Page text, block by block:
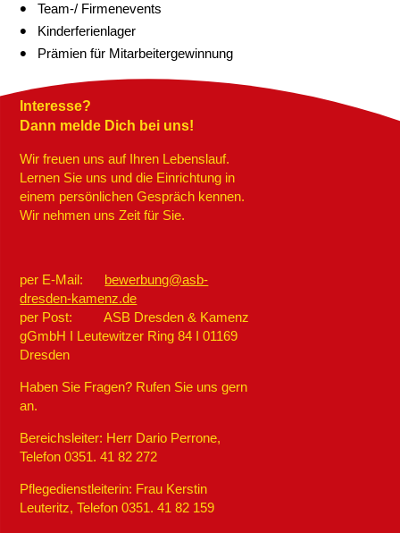
Team-/ Firmenevents
Kinderferienlager
Prämien für Mitarbeitergewinnung
Interesse?
Dann melde Dich bei uns!
Wir freuen uns auf Ihren Lebenslauf.
Lernen Sie uns und die Einrichtung in
einem persönlichen Gespräch kennen.
Wir nehmen uns Zeit für Sie.
per E-Mail: bewerbung@asb-
dresden-kamenz.de
per Post: ASB Dresden & Kamenz
gGmbH I Leutewitzer Ring 84 I 01169
Dresden
Haben Sie Fragen? Rufen Sie uns gern
an.
Bereichsleiter: Herr Dario Perrone,
Telefon 0351. 41 82 272
Pflegedienstleiterin: Frau Kerstin
Leuteritz, Telefon 0351. 41 82 159